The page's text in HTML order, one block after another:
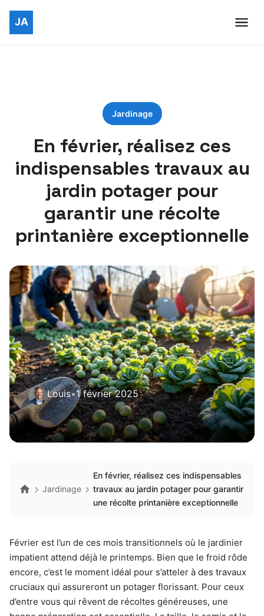
Jardinage
En février, réalisez ces
indispensables travaux au
jardin potager pour
garantir une récolte
printanière exceptionnelle
Louis•1 février 2025
Jardinage
En février, réalisez ces indispensables
travaux au jardin potager pour garantir
une récolte printanière exceptionnelle
Février est l’un de ces mois transitionnels où le jardinier
impatient attend déjà le printemps. Bien que le froid rôde
encore, c’est le moment idéal pour s’atteler à des travaux
cruciaux qui assureront un potager florissant. Pour ceux
d’entre vous qui rêvent de récoltes généreuses, une